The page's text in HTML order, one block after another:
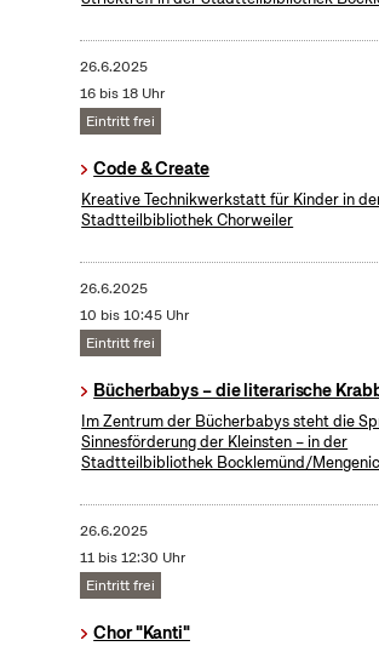
26.6.2025
16 bis 18 Uhr
Eintritt frei
Code & Create
Kreative Technikwerkstatt für Kinder in
Stadtteilbibliothek Chorweiler
26.6.2025
10 bis 10:45 Uhr
Eintritt frei
Bücherbabys – die literarische
Im Zentrum der Bücherbabys steht die
Sinnesförderung der Kleinsten – in der
Stadtteilbibliothek Bocklemünd/
26.6.2025
11 bis 12:30 Uhr
Eintritt frei
Chor "Kanti"